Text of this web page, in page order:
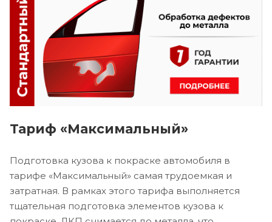
Тариф «Максимальный»
Подготовка кузова к покраске автомобиля в
тарифе «Максимальный» самая трудоемкая и
затратная. В рамках этого тарифа выполняется
тщательная подготовка элементов кузова к